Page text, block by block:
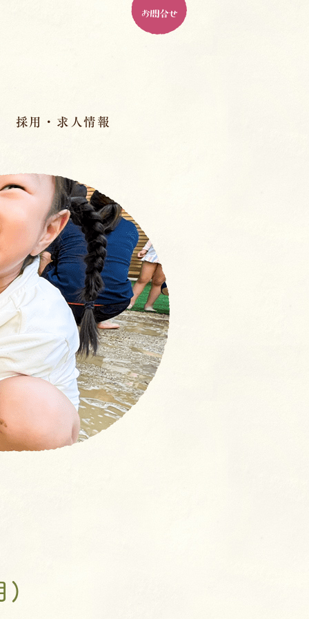
採用・求人情報
パドマで働く、１０の魅力
人材育成
先輩の先生のインタビュー
スペシャル座談会
NEW！】募集要項：新卒採
(2027年度)・中途採用(随
時)の流れ
奨学⾦返済⽀援制度とは
よくあるご質問
お問合せ
)